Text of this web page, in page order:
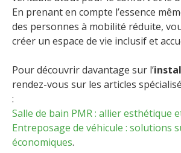
En prenant en compte l’essence
des personnes à mobilité réduite,
créer un espace de vie inclusif et
Pour découvrir davantage sur l’
rendez-vous sur les articles
:
Salle de bain PMR : allier esthétique
Entreposage de véhicule : solutions
économiques.